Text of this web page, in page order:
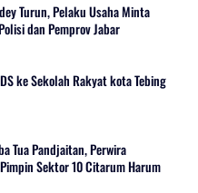
Turun, Pelaku Usaha Minta
dan Pemprov Jabar
ke Sekolah Rakyat kota Tebing
Tua Pandjaitan, Perwira
Sektor 10 Citarum Harum